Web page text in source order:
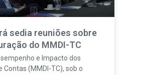
sedia reuniões sobre
do MMDI-TC
e Impacto dos
Contas (MMDI-TC), sob o